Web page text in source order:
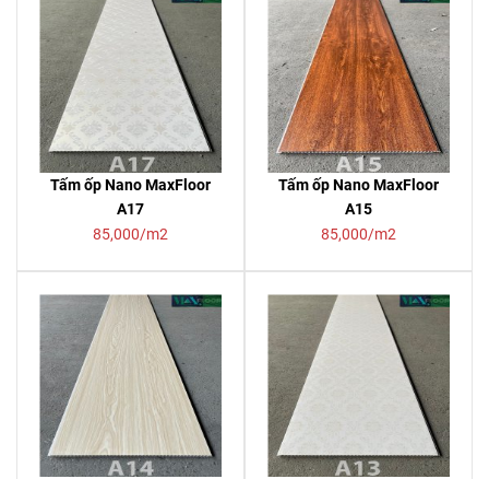
Tấm ốp Nano MaxFloor
A17
85,000/m2
Tấm ốp Nano MaxFloor
A15
85,000/m2